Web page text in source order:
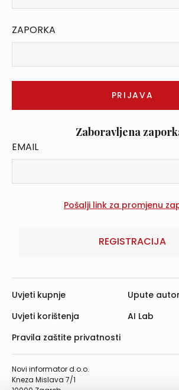
ZAPORKA
Zaboravljena
EMAIL
REGISTRACIJA
Novi informator d.o.o.
Kneza Mislava 7/1
Uvjeti kupnje
Uvjeti korištenja
Pravila zaštite privatnosti
Upute
AI Lab